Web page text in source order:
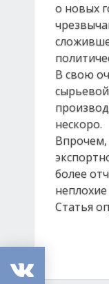
о новых
В свою
нескоро.
Впрочем,
более
Статья